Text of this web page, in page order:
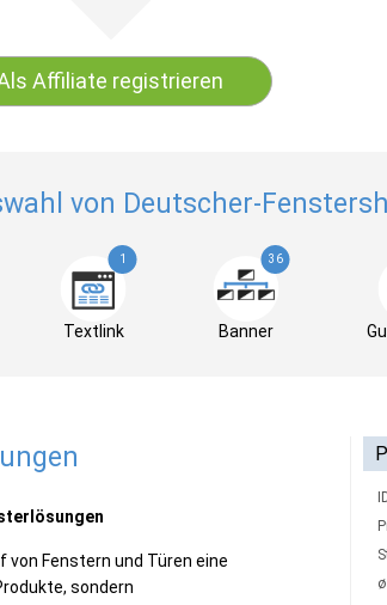
Affiliate registrieren
von Deutscher-
1
Textlink
36
Banner
von Fenstern und Türen eine
sondern